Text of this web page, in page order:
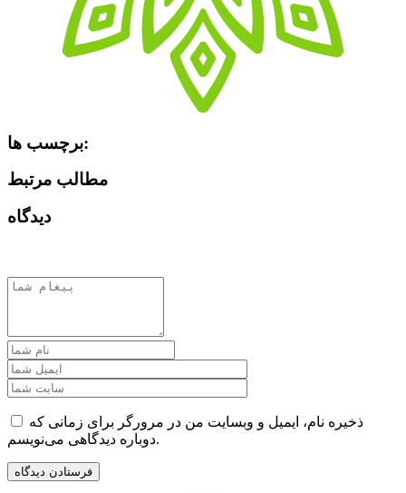
برچسب ها:
مطالب مرتبط
دیدگاه
ذخیره نام، ایمیل و وبسایت من در مرورگر برای زمانی که
دوباره دیدگاهی می‌نویسم.